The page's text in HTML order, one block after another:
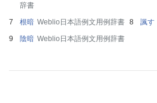
辞書
根暗 Weblio日本語例文用例辞書 諷す
陰暗 Weblio日本語例文用例辞書